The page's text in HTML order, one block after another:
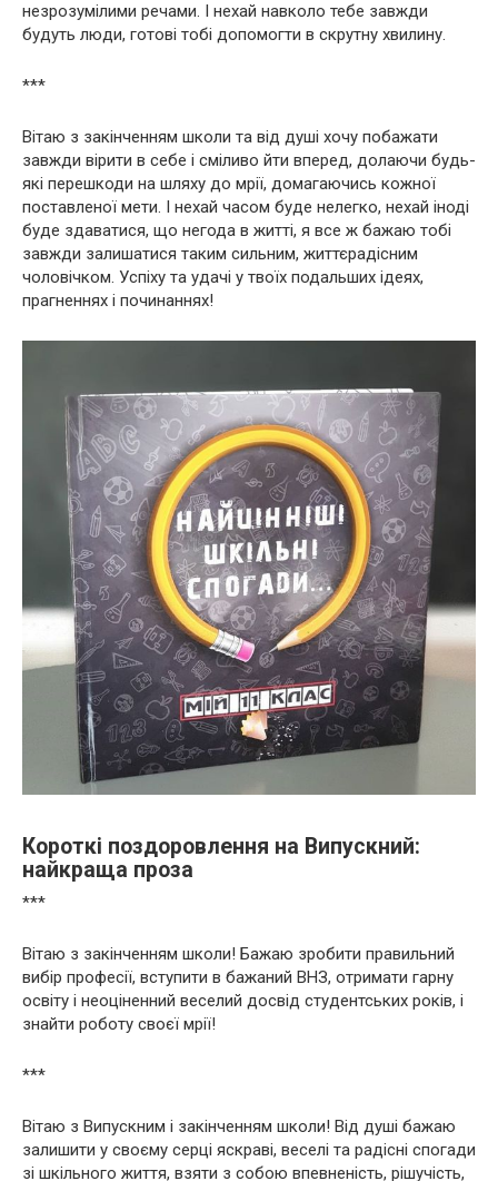
незрозумілими речами. І нехай навколо тебе завжди
будуть люди, готові тобі допомогти в скрутну хвилину.
***
Вітаю з закінченням школи та від душі хочу побажати
завжди вірити в себе і сміливо йти вперед, долаючи будь-
які перешкоди на шляху до мрії, домагаючись кожної
поставленої мети. І нехай часом буде нелегко, нехай іноді
буде здаватися, що негода в житті, я все ж бажаю тобі
завжди залишатися таким сильним, життєрадісним
чоловічком. Успіху та удачі у твоїх подальших ідеях,
прагненнях і починаннях!
Короткі поздоровлення на Випускний:
найкраща проза
***
Вітаю з закінченням школи! Бажаю зробити правильний
вибір професії, вступити в бажаний ВНЗ, отримати гарну
освіту і неоціненний веселий досвід студентських років, і
знайти роботу своєї мрії!
***
Вітаю з Випускним і закінченням школи! Від душі бажаю
залишити у своєму серці яскраві, веселі та радісні спогади
зі шкільного життя, взяти з собою впевненість, рішучість,